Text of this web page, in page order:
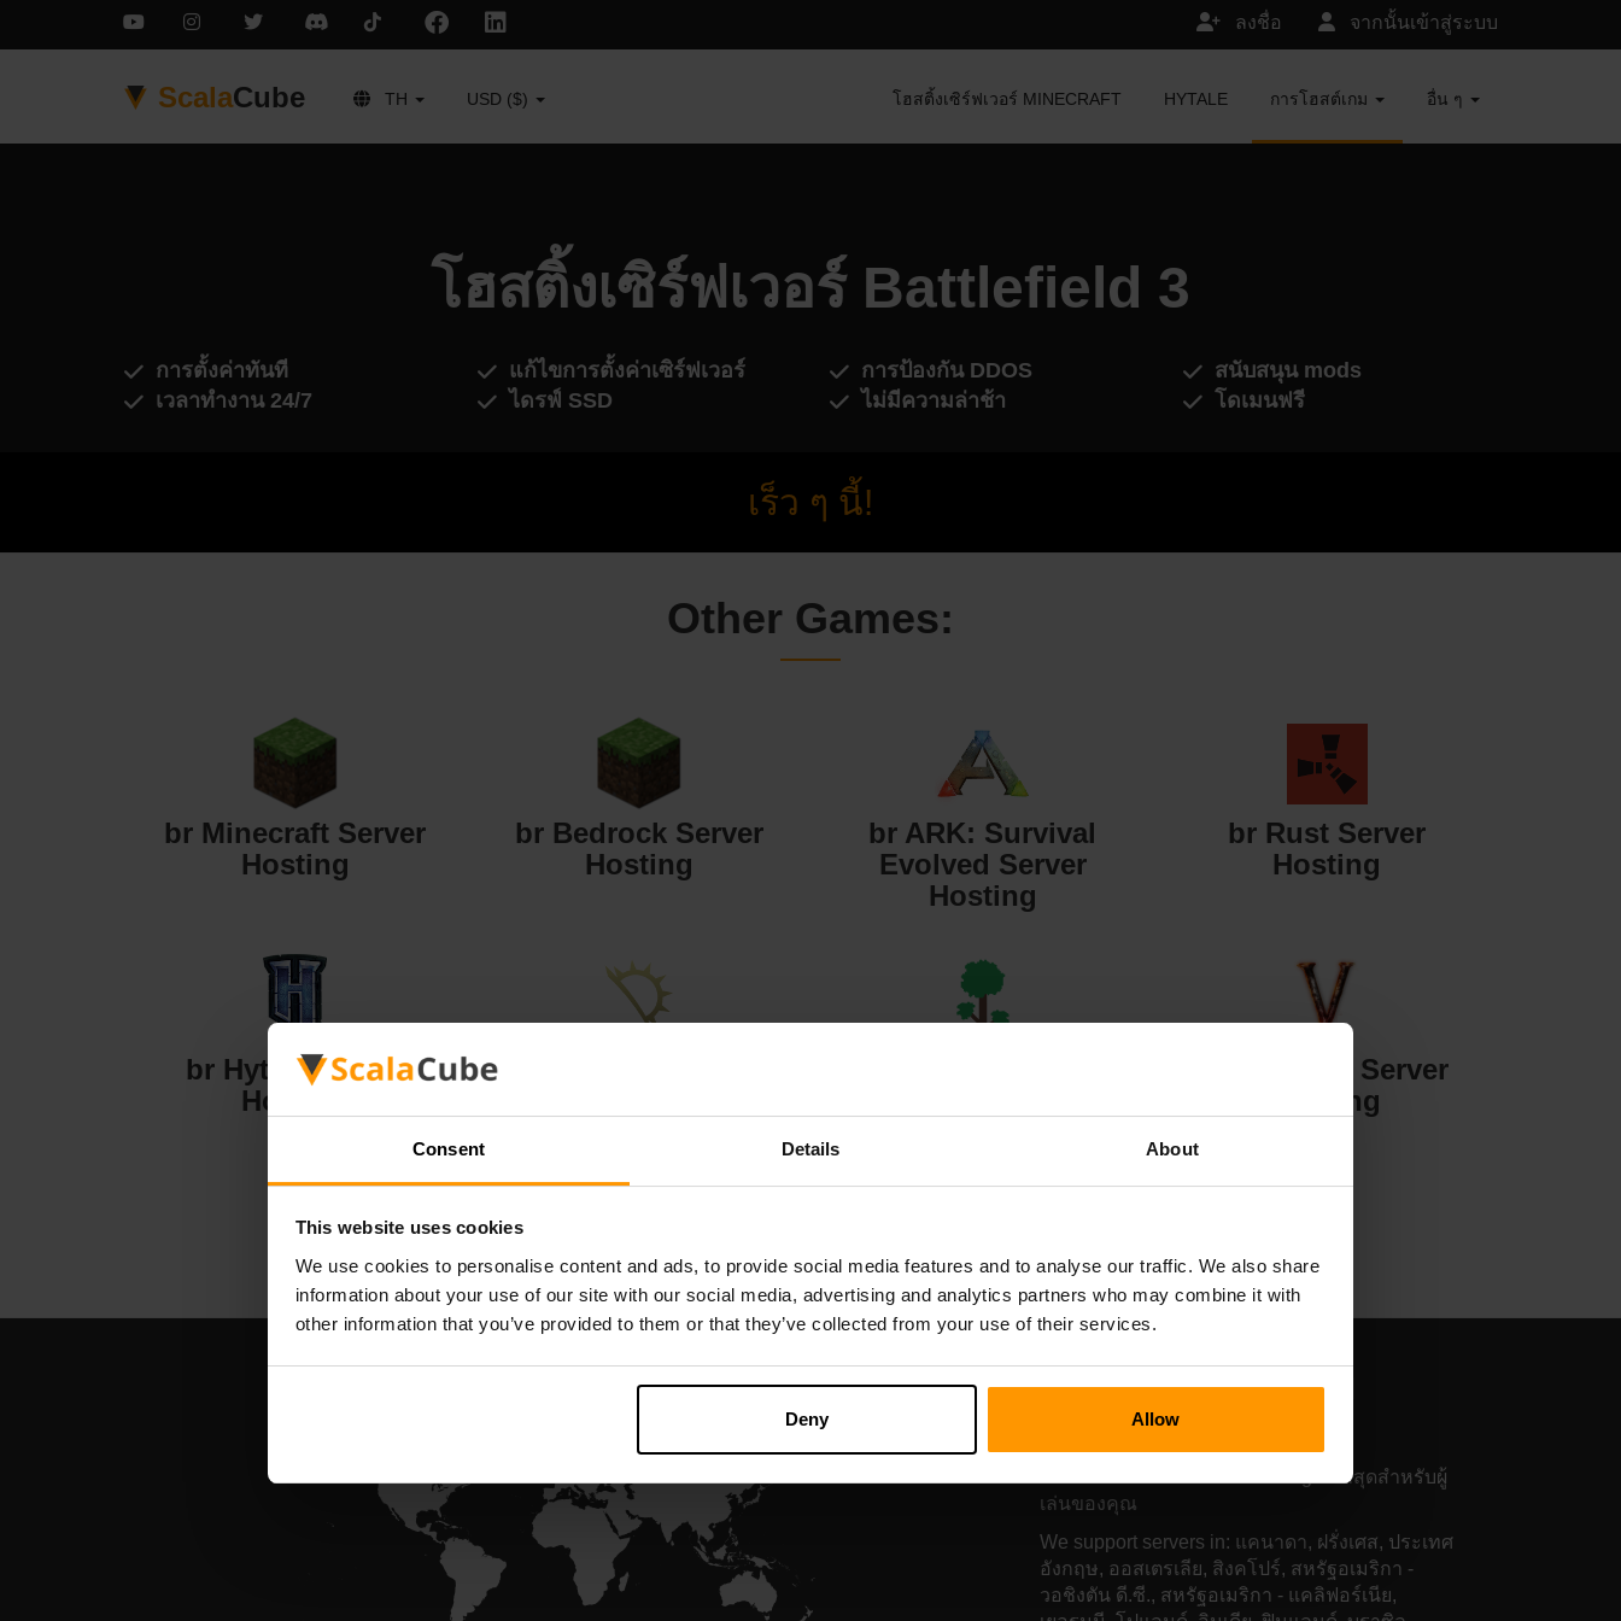
Consent Details About
This website uses cookies
We use cookies to personalise content and ads, to provide social media features and to analyse our traffic. We also share
information about your use of our site with our social media, advertising and analytics partners who may combine it with
other information that you’ve provided to them or that they’ve collected from your use of their services.
Deny Allow
จากนั้นเข้าสู่ระบบ
ลงชื่อ
ScalaCube TH USD ($) โฮสติ้งเซิร์ฟเวอร์ MINECRAFT HYTALE การโฮสต์เกม อื่น ๆ
โฮสติ้งเซิร์ฟเวอร์ Battlefield 3
การตั้งค่าทันที
เวลาทำงาน 24/7
แก้ไขการตั้งค่าเซิร์ฟเวอร์
ไดรฟ์ SSD
การป้องกัน DDOS
ไม่มีความล่าช้า
สนับสนุน mods
โดเมนฟรี
เร็ว ๆ นี้!
Other Games:
br Minecraft Server
Hosting
br Bedrock Server
Hosting
br ARK: Survival
Evolved Server
Hosting
br Rust Server
Hosting
br Hytale Server
Hosting
br Valheim Server
Hosting
โฮสติ้งเซิร์ฟเวอร์เกม
Battlefield 3
เซิร์ฟเวอร์ของเราทั่วโลกให้ Ping ต่ำที่สุดสำหรับผู้
เล่นของคุณ
We support servers in: แคนาดา, ฝรั่งเศส, ประเทศ
อังกฤษ, ออสเตรเลีย, สิงคโปร์, สหรัฐอเมริกา -
วอชิงตัน ดี.ซี., สหรัฐอเมริกา - แคลิฟอร์เนีย,